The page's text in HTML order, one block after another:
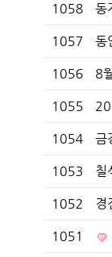
1058 동
1057 동
1056 8
1055
1054 금
1053 칠
1052 경
1051